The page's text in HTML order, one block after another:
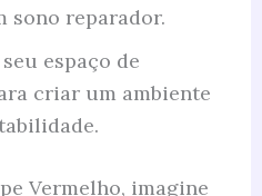
sono reparador.
espaço de
criar um ambiente
Vermelho, imagine